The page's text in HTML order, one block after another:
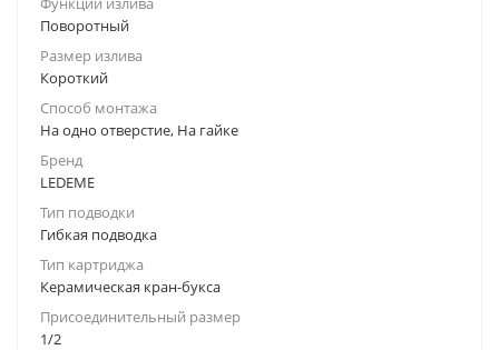
Поворотный
Размер излива
Короткий
Способ монтажа
На одно отверстие, На гайке
Бренд
LEDEME
Тип подводки
Гибкая подводка
Тип картриджа
Керамическая кран-букса
Присоединительный размер
1/2